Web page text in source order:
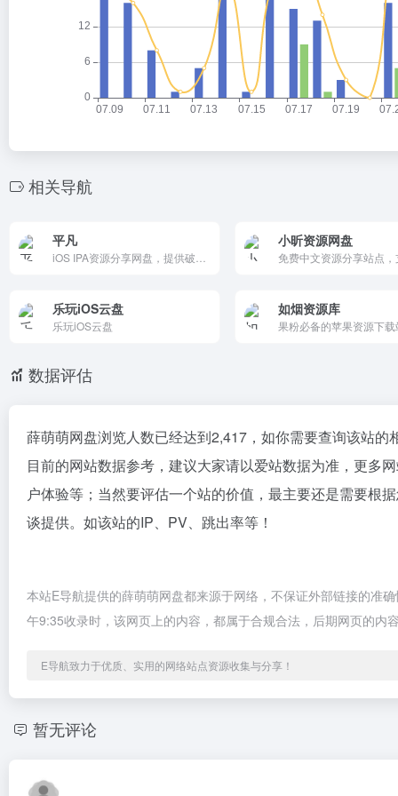
相关导航
平凡 小昕资源网盘
乐玩iOS云盘
乐玩iOS云盘
如烟资源库
数据评估
薛萌萌网盘浏览人数已经达到2,417，如你需要查询该站的
目前的网站数据参考，建议大家请以爱站数据为准，更多
户体验等；当然要评估一个站的价值，最主要还是需要根
谈提供。如该站的IP、PV、跳出率等！
本站E导航提供的薛萌萌网盘都来源于网络，不保证外部链接的准
午9:35收录时，该网页上的内容，都属于合规合法，后期网页的
E导航致力于优质、实用的网络站点资源收集与分享！
暂无评论